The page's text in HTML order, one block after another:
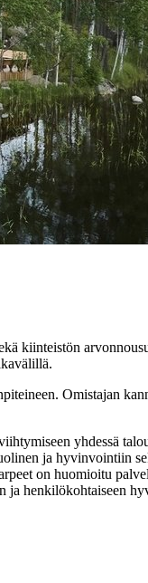
kiinteistön
Omistajan
yhdessä
ja hyvinvointiin
on huomioitu
ja henkilökohtaiseen